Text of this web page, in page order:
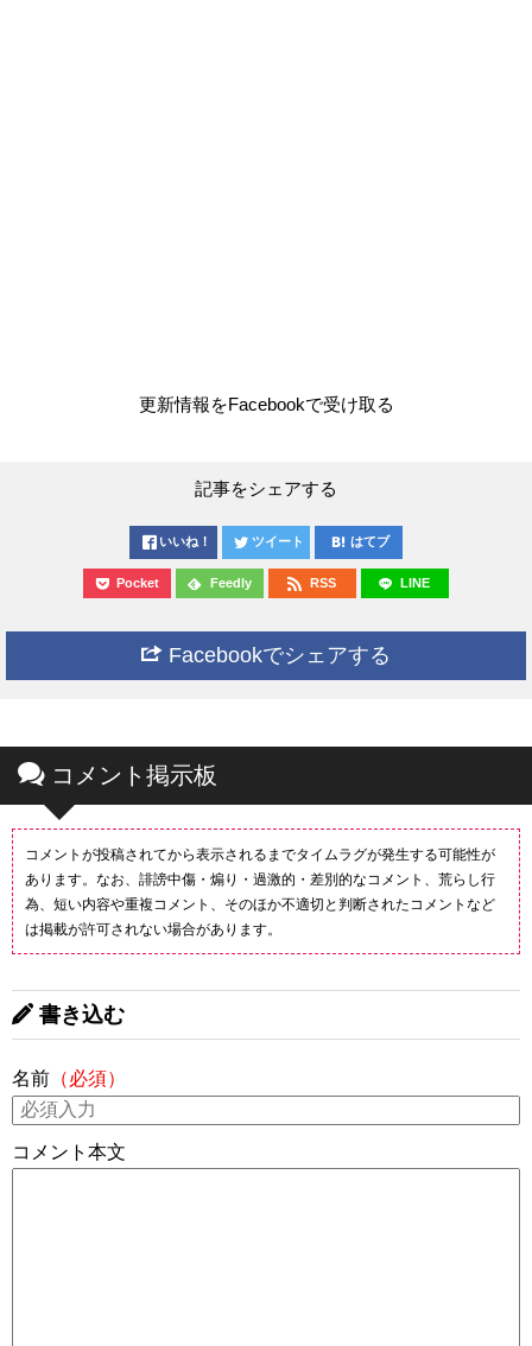
更新情報をFacebookで受け取る
記事をシェアする
いいね！ ツイート はてブ
Pocket Feedly RSS LINE
Facebookでシェアする
コメント掲示板
コメントが投稿されてから表示されるまでタイムラグが発生する可能性が
あります。なお、誹謗中傷・煽り・過激的・差別的なコメント、荒らし行
為、短い内容や重複コメント、そのほか不適切と判断されたコメントなど
は掲載が許可されない場合があります。
書き込む
名前 （必須）
コメント本文